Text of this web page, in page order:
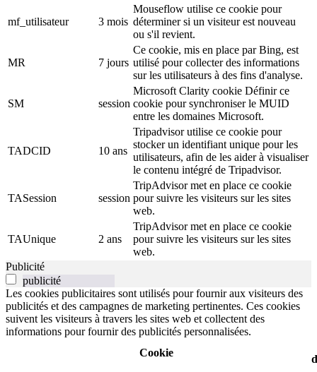
mf_utilisateur 3 mois
Mouseflow utilise ce cookie pour
déterminer si un visiteur est nouveau
ou s'il revient.
MR 7 jours
Ce cookie, mis en place par Bing, est
utilisé pour collecter des informations
sur les utilisateurs à des fins d'analyse.
SM session
Microsoft Clarity cookie Définir ce
cookie pour synchroniser le MUID
entre les domaines Microsoft.
TADCID 10 ans
Tripadvisor utilise ce cookie pour
stocker un identifiant unique pour les
utilisateurs, afin de les aider à visualiser
le contenu intégré de Tripadvisor.
TASession session
TripAdvisor met en place ce cookie
pour suivre les visiteurs sur les sites
web.
TAUnique 2 ans
TripAdvisor met en place ce cookie
pour suivre les visiteurs sur les sites
web.
Publicité
publicité
Les cookies publicitaires sont utilisés pour fournir aux visiteurs des
publicités et des campagnes de marketing pertinentes. Ces cookies
suivent les visiteurs à travers les sites web et collectent des
informations pour fournir des publicités personnalisées.
Cookie